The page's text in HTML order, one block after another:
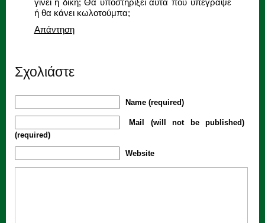
ή θα κάνει κωλοτούμπα;
Απάντηση
Σχολιάστε
Name (required)
Mail (will not be published)
(required)
Website